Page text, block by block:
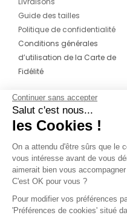
Guide des tailles
Politique de confidentialité
Conditions générales
d’utilisation de la Carte de
Fidélité
CONTACT
04 42 20 78 42
Du lundi au jeudi de 8h30 à 16h30 &
vendredi de 8h30 à 15h30
Continuer sans accepter
Salut c'est nous...
les Cookies !
On a attendu d'être sûrs que le
vous intéresse avant de vous
aimerait bien vous
C'est OK pour vous ?
Pour modifier vos préférences
'Préférences de cookies' situé